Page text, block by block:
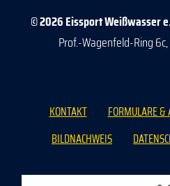
© 2026 Eissport Weißwasser
Prof.-Wagenfeld-Ring
KONTAKT FORMULARE &
BILDNACHWEIS